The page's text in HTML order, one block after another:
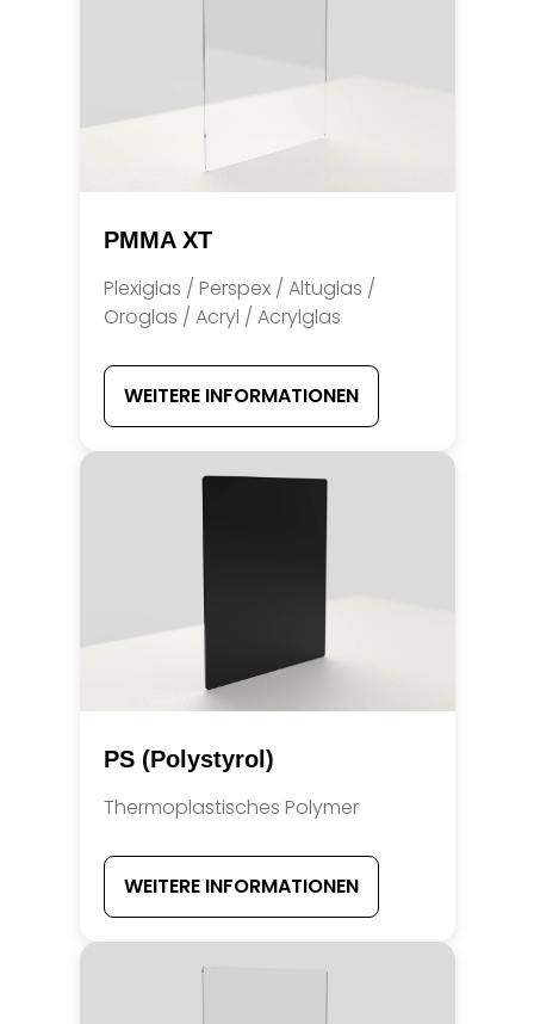
PMMA XT
Plexiglas / Perspex / Altuglas /
Oroglas / Acryl / Acrylglas
WEITERE INFORMATIONEN
PS (Polystyrol)
Thermoplastisches Polymer
WEITERE INFORMATIONEN